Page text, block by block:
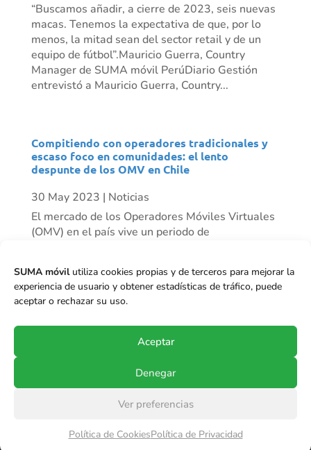
SUMA móvilutiliza cookies propias y de terceros para mejorar la
experiencia de usuario y obtener estadísticas de tráfico, puede
aceptar o rechazar su uso.
Aceptar
Denegar
Ver preferencias
Política de CookiesPolítica de Privacidad
“Buscamos añadir, a cierre de 2023, seis nuevas
macas. Tenemos la expectativa de que, por lo
menos, la mitad sean del sector retail y de un
equipo de fútbol”.Mauricio Guerra, Country
Manager de SUMA móvil PerúDiario Gestión
entrevistó a Mauricio Guerra, Country...
Compitiendo con operadores tradicionales y
escaso foco en comunidades: el lento
despunte de los OMV en Chile
30 May 2023 | Noticias
El mercado de los Operadores Móviles Virtuales
(OMV) en el país vive un periodo de
Mundo Móvil que ha tenido un crecimiento
importante de clientes en el último tiempo, y se
proyecta...
Todos los derechos reservados.